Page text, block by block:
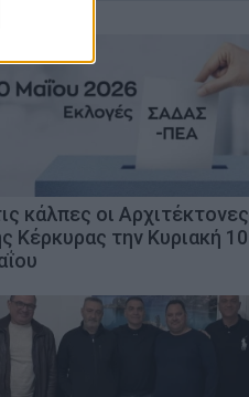
κάλπες οι Αρχιτέκτονες
Κέρκυρας την Κυριακή 10